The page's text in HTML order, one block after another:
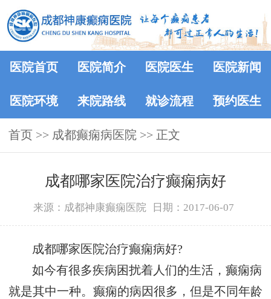
医院首页 医院简介 医院医生 医院新闻
医院环境 来院路线 就诊流程 预约医生
首页 >> 成都癫痫病医院 >> 正文
成都哪家医院治疗癫痫病好
来源：成都神康癫痫医院 日期：2017-06-07
成都哪家医院治疗癫痫病好?
如今有很多疾病困扰着人们的生活，癫痫病
就是其中一种。癫痫的病因很多，但是不同年龄